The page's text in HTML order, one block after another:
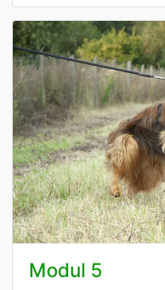
Modul 5